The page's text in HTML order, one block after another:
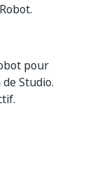
pour
Studio.